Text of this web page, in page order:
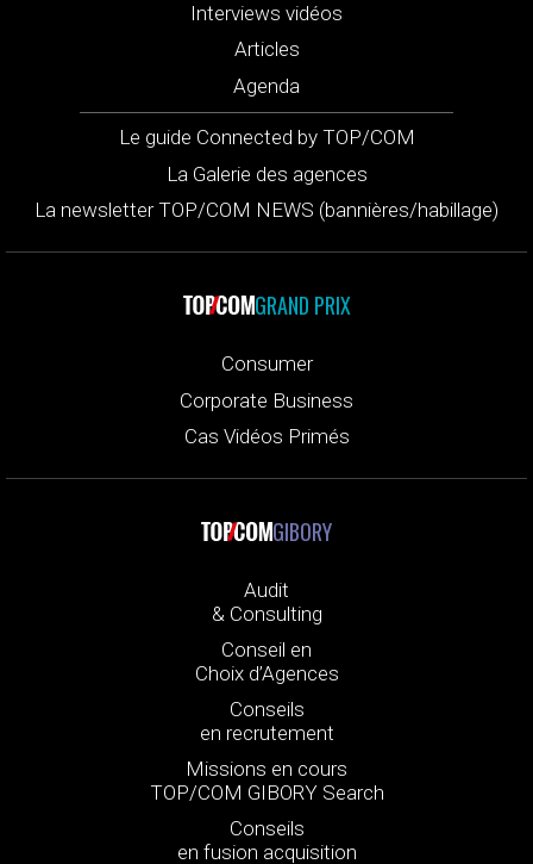
Interviews vidéos
Articles
Agenda
Le guide Connected by TOP/COM
La Galerie des agences
La newsletter TOP/COM NEWS (bannières/habillage)
GRAND PRIX
Consumer
Corporate Business
Cas Vidéos Primés
GIBORY
Audit
& Consulting
Conseil en
Choix d’Agences
Conseils
en recrutement
Missions en cours
TOP/COM GIBORY Search
Conseils
en fusion acquisition